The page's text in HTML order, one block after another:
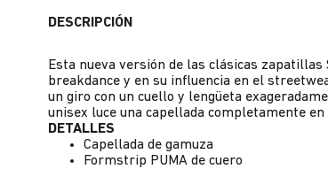
DESCRIPCIÓN
Esta nueva versión de las clásicas
breakdance y en su influencia en el
un giro con un cuello y lengüeta
unisex luce una capellada completamente
DETALLES
Capellada de gamuza
Formstrip PUMA de cuero